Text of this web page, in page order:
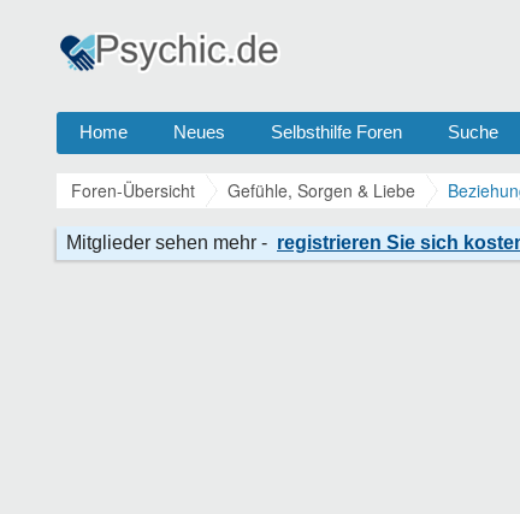
Home Neues Selbsthilfe Foren Suche
Foren-Übersicht Gefühle, Sorgen & Liebe